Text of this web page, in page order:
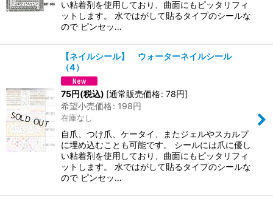
い粘着剤を使用しており、曲面にもピッタリフィ
ットします。 水ではがして貼るタイプのシールな
ので ピンセッ…
【ネイルシール】 ウォーターネイルシール
（4）
75円(税込) [通常販売価格: 78円]
希望小売価格: 198円
在庫なし
自爪、つけ爪、ケータイ、またジェルやスカルプ
に埋め込むことも可能です。 シールには爪に優し
い粘着剤を使用しており、曲面にもピッタリフィ
ットします。 水ではがして貼るタイプのシールな
ので ピンセッ…